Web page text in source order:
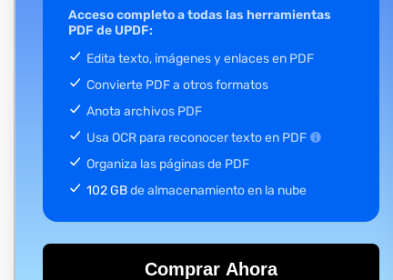
Acceso completo a todas las herramientas
PDF de UPDF:
Edita texto, imágenes y enlaces en PDF
Convierte PDF a otros formatos
Anota archivos PDF
Usa OCR para reconocer texto en PDF
Organiza las páginas de PDF
102 GBde almacenamiento en la nube
Comprar Ahora